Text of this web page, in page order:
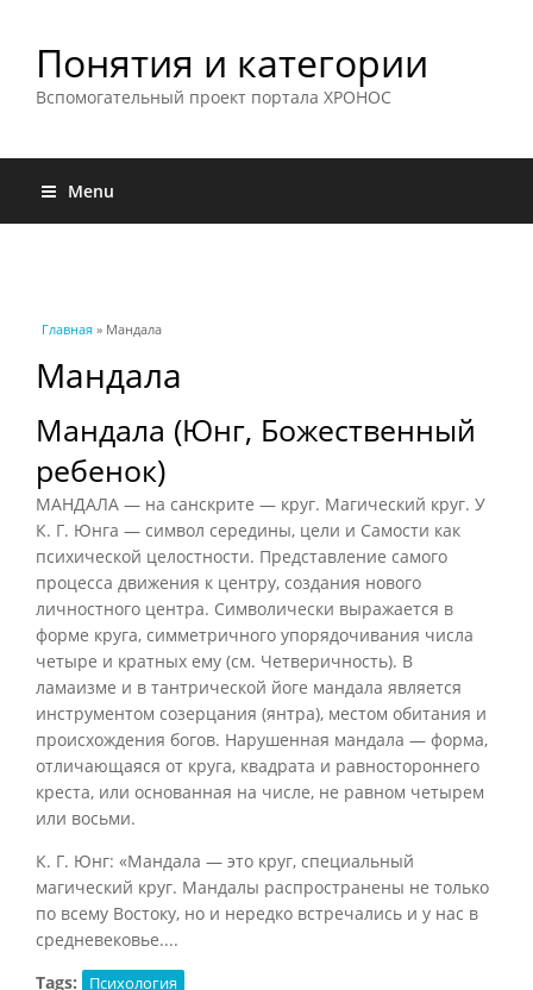
Понятия и категории
Вспомогательный проект портала ХРОНОС
Menu
Вы здесь
Главная » Мандала
Мандала
Мандала (Юнг, Божественный
ребенок)
МАНДАЛА — на санскрите — круг. Магический круг. У
К. Г. Юнга — символ середины, цели и Самости как
психической целостности. Представление самого
процесса движения к центру, создания нового
личностного центра. Символически выражается в
форме круга, симметричного упорядочивания числа
четыре и кратных ему (см. Четверичность). В
ламаизме и в тантрической йоге мандала является
инструментом созерцания (янтра), местом обитания и
происхождения богов. Нарушенная мандала — форма,
отличающаяся от круга, квадрата и равностороннего
креста, или основанная на числе, не равном четырем
или восьми.
К. Г. Юнг: «Мандала — это круг, специальный
магический круг. Мандалы распространены не только
по всему Востоку, но и нередко встречались и у нас в
средневековье....
Tags:
Психология